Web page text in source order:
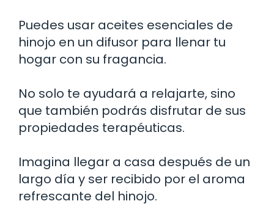
Puedes usar aceites esenciales de
hinojo en un difusor para llenar tu
hogar con su fragancia.
No solo te ayudará a relajarte, sino
que también podrás disfrutar de sus
propiedades terapéuticas.
Imagina llegar a casa después de un
largo día y ser recibido por el aroma
refrescante del hinojo.